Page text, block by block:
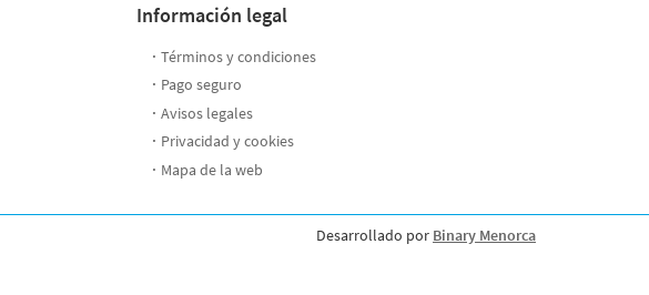
Información legal
Términos y condiciones
Pago seguro
Avisos legales
Privacidad y cookies
Mapa de la web
Desarrollado por Binary Menorca